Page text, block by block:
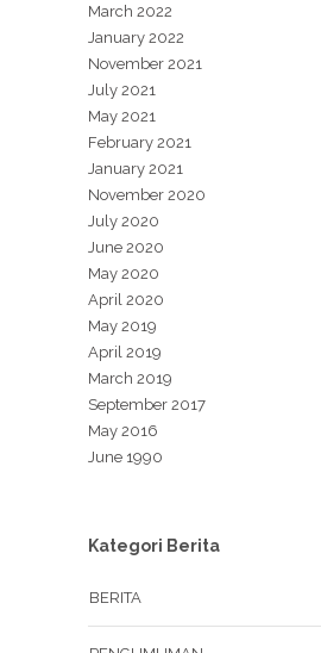
March 2022
January 2022
November 2021
July 2021
May 2021
February 2021
January 2021
November 2020
July 2020
June 2020
May 2020
April 2020
May 2019
April 2019
March 2019
September 2017
May 2016
June 1990
Kategori Berita
BERITA